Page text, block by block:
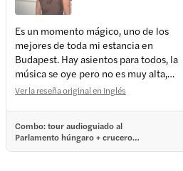
Es un momento mágico, uno de los
mejores de toda mi estancia en
Budapest. Hay asientos para todos, la
música se oye pero no es muy alta,
perfecta para relajarse y disfrutar de las
edificios iluminados bajo las estrellas.
¡No te pierdas esta oportunidad!
Ver la reseña original en Inglés
Combo: tour audioguiado al
Parlamento húngaro + crucero